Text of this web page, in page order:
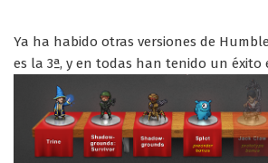
Donar
Licencia de contenido
Cookies
Política de protección de datos
Ya ha habido otras versiones de
es la 3ª, y en todas han tenido un éxito